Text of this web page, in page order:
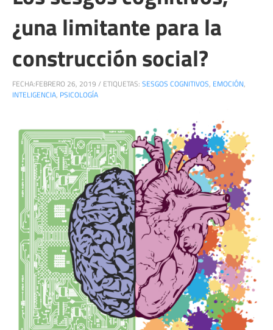
¿una limitante para la
construcción social?
FECHA:FEBRERO 26, 2019 / ETIQUETAS: SESGOS COGNITIVOS, EMOCIÓN,
INTELIGENCIA, PSICOLOGÍA